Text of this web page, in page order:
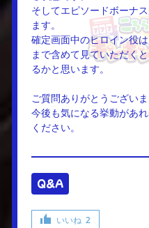
そしてエピソードボーナ
ます。
確定画面中のヒロイン役
まで含めて見ていただく
るかと思います。
ご質問ありがとうございま
今後も気になる挙動があ
ください。
Q&A
いいね 2